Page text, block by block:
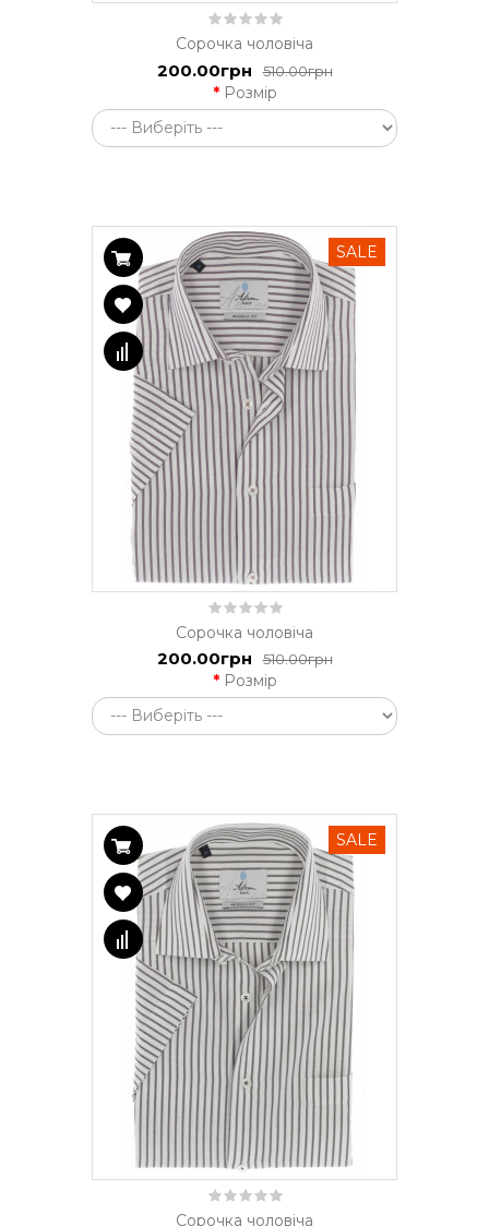
Сорочка чоловіча
200.00грн 510.00грн
Розмір
SALE
Сорочка чоловіча
200.00грн 510.00грн
Розмір
SALE
Сорочка чоловіча